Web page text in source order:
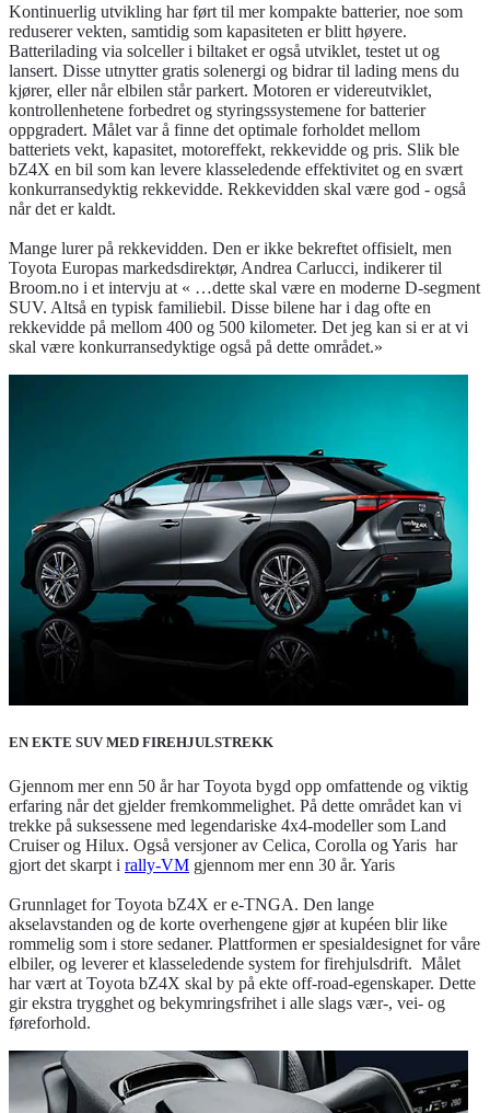
Kontinuerlig utvikling har ført til mer kompakte batterier, noe som
reduserer vekten, samtidig som kapasiteten er blitt høyere.
Batterilading via solceller i biltaket er også utviklet, testet ut og
lansert. Disse utnytter gratis solenergi og bidrar til lading mens du
kjører, eller når elbilen står parkert. Motoren er videreutviklet,
kontrollenhetene forbedret og styringssystemene for batterier
oppgradert. Målet var å finne det optimale forholdet mellom
batteriets vekt, kapasitet, motoreffekt, rekkevidde og pris. Slik ble
bZ4X en bil som kan levere klasseledende effektivitet og en svært
konkurransedyktig rekkevidde. Rekkevidden skal være god - også
når det er kaldt.
Mange lurer på rekkevidden. Den er ikke bekreftet offisielt, men
Toyota Europas markedsdirektør, Andrea Carlucci, indikerer til
Broom.no i et intervju at « …dette skal være en moderne D-segment
SUV. Altså en typisk familiebil. Disse bilene har i dag ofte en
rekkevidde på mellom 400 og 500 kilometer. Det jeg kan si er at vi
skal være konkurransedyktige også på dette området.»
EN EKTE SUV MED FIREHJULSTREKK
Gjennom mer enn 50 år har Toyota bygd opp omfattende og viktig
erfaring når det gjelder fremkommelighet. På dette området kan vi
trekke på suksessene med legendariske 4x4-modeller som Land
Cruiser og Hilux. Også versjoner av Celica, Corolla og Yaris har
gjort det skarpt i rally-VM gjennom mer enn 30 år. Yaris
Grunnlaget for Toyota bZ4X er e-TNGA. Den lange
akselavstanden og de korte overhengene gjør at kupéen blir like
rommelig som i store sedaner. Plattformen er spesialdesignet for våre
elbiler, og leverer et klasseledende system for firehjulsdrift. Målet
har vært at Toyota bZ4X skal by på ekte off-road-egenskaper. Dette
gir ekstra trygghet og bekymringsfrihet i alle slags vær-, vei- og
føreforhold.